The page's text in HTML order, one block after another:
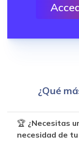
¿Qué
🏆 ¿Necesitas
necesidad de